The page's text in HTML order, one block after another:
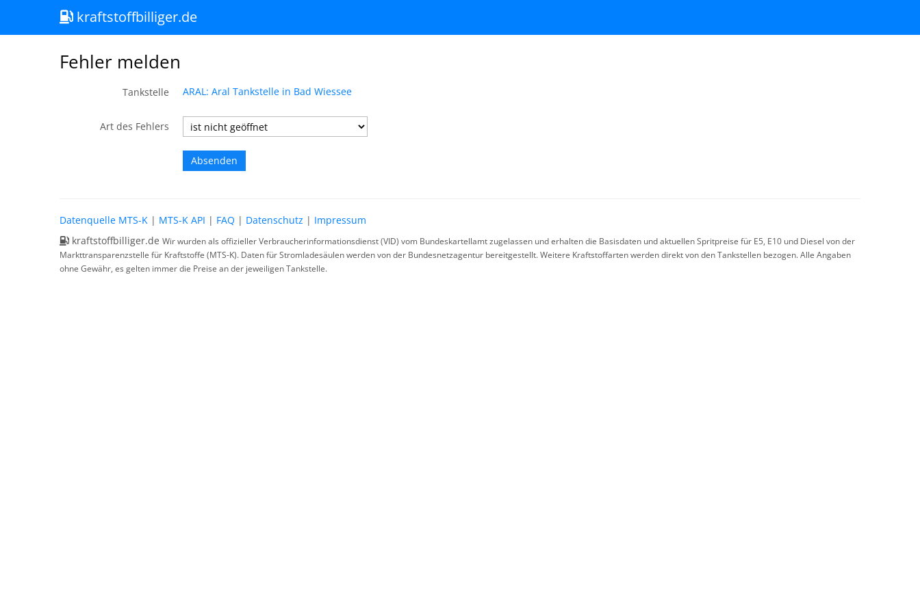
kraftstoffbilliger.de
Fehler melden
Tankstelle ARAL: Aral Tankstelle in Bad Wiessee
Art des Fehlers
Datenquelle MTS-K | MTS-K API | FAQ | Datenschutz | Impressum
kraftstoffbilliger.de Wir wurden als offizieller Verbraucherinformationsdienst (VID) vom Bundeskartellamt zugelassen und erhalten die Basisdaten und aktuellen Spritpreise für E5, E10 und Diesel von der
Markttransparenzstelle für Kraftstoffe (MTS-K). Daten für Stromladesäulen werden von der Bundesnetzagentur bereitgestellt. Weitere Kraftstoffarten werden direkt von den Tankstellen bezogen. Alle Angaben
ohne Gewähr, es gelten immer die Preise an der jeweiligen Tankstelle.